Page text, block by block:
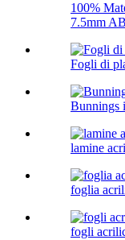
100%
7.5mm
Fogli di
Bunnings
lamine
foglia
fogli